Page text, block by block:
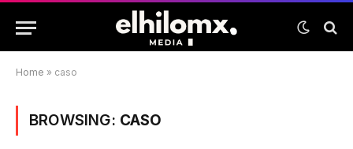
Home » caso
BROWSING: CASO